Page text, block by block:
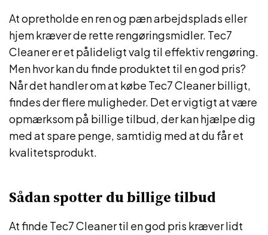
At opretholde en ren og pæn arbejdsplads eller
hjem kræver de rette rengøringsmidler. Tec7
Cleaner er et pålideligt valg til effektiv rengøring.
Men hvor kan du finde produktet til en god pris?
Når det handler om at købe Tec7 Cleaner billigt,
findes der flere muligheder. Det er vigtigt at være
opmærksom på billige tilbud, der kan hjælpe dig
med at spare penge, samtidig med at du får et
kvalitetsprodukt.
Sådan spotter du billige tilbud
At finde Tec7 Cleaner til en god pris kræver lidt